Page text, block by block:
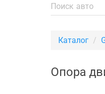
Каталог
Опора